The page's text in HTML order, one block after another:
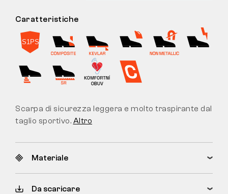
Caratteristiche
Scarpa di sicurezza leggera e molto traspirante dal
taglio sportivo. Altro
Materiale
Da scaricare